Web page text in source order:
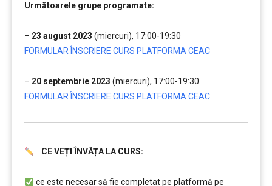
Următoarele grupe programate:
– 23 august 2023 (miercuri), 17:00-19:30
FORMULAR ÎNSCRIERE CURS PLATFORMA CEAC
– 20 septembrie 2023 (miercuri), 17:00-19:30
FORMULAR ÎNSCRIERE CURS PLATFORMA CEAC
CE VEȚI ÎNVĂȚA LA CURS:
ce este necesar să fie completat pe platformă pe